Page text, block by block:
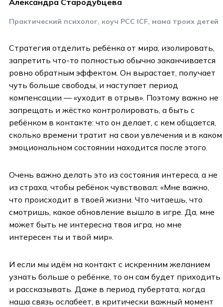
Практический психолог, коуч РСС ICF, мама троих детей
Стратегия отделить ребёнка от мира, изолировать,
запретить что-то полностью обычно заканчивается
ровно обратным эффектом. Он вырастает, получает
чуть больше свободы, и наступает период
компенсации — «уходит в отрыв». Поэтому важно не
запрещать и жёстко контролировать, а быть с
ребёнком в контакте: что он делает, с кем общается,
сколько времени тратит на свои увлечения и в каком
эмоциональном состоянии находится после этого.
Очень важно делать это из состояния интереса, а не
из страха, чтобы ребёнок чувствовал: «Мне важно,
что происходит в твоей жизни. Что читаешь, что
смотришь, какое обновление вышло в игре. Да, мне
может быть не интересна твоя игра, но мне
интересен ты и твой мир».
И если мы идём на контакт с искренним желанием
узнать больше о ребёнке, то он сам будет приходить
и рассказывать. Даже в период пубертата, когда
наша связь ослабеет, в критически важный момент